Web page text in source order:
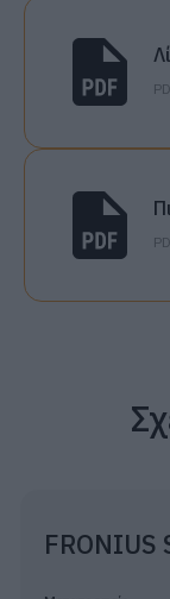
FRONIUS